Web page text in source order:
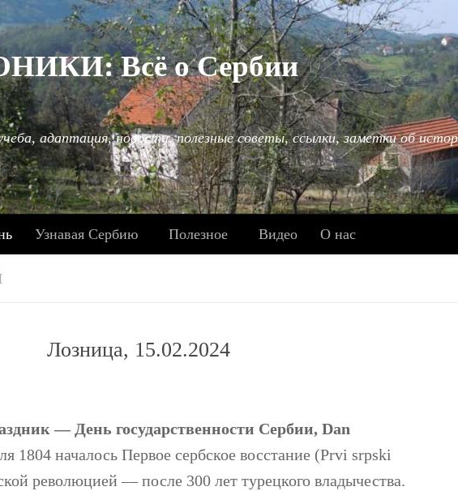
Всё о Сербии
адаптация, новости, полезные советы, ссылки, заметки об
Узнавая Сербию Полезное Видео О нас
Лозница, 15.02.2024
— День государственности Сербии, Dan
1804 началось Первое сербское восстание (Prvi srpski
революцией — после 300 лет турецкого владычества.